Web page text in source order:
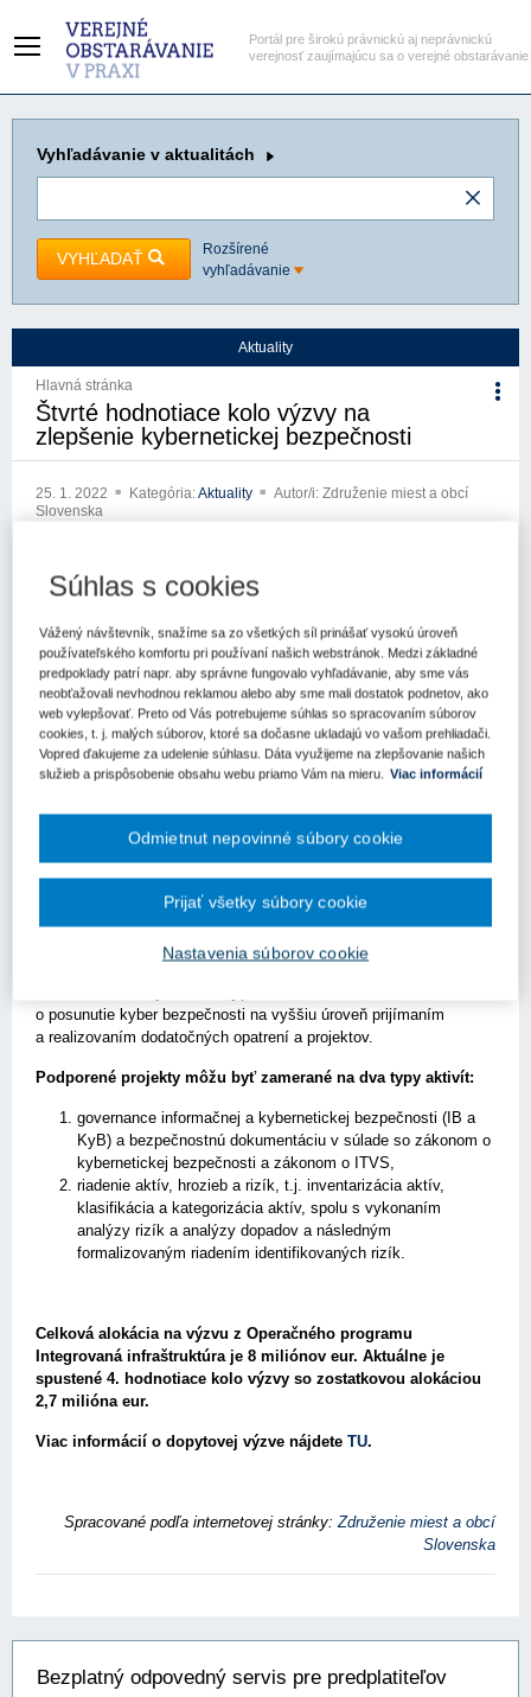
Portál pre širokú právnickú aj neprávnickú
verejnosť zaujímajúcu sa o verejné obstarávanie
Vyhľadávanie v aktualitách
VYHĽADAŤ
Rozšírené
vyhľadávanie
Aktuality
Hlavná stránka
Štvrté hodnotiace kolo výzvy na
zlepšenie kybernetickej bezpečnosti
25. 1. 2022 Kategória:Aktuality
Autor/i: Združenie miest a obcí
Slovenska
Výzva
Register kľúčových slov
Bratislava - 24. januára 2022 - Ministerstvo investícií,
regionálneho rozvoja a informatizácie SR vyhlásilo štvrté
hodnotiace kolo dopytovo-orientovanej výzvy Rozvoj
governance a úrovne informačnej a kybernetickej bezpečnosti
využiť eurofondové zdroje na posilnenie svojej kybernetickej
bezpečnosti. Žiadosť o podporu je možné zaslať do 10. marca
2022.
Výzva je určená organizáciám štátnej správy, subjektom verejnej
správy, vyšším územným celkom a obciam na položenie
kvalitných základov v oblasti kybernetickej bezpečnosti vo svojich
o posunutie kyber bezpečnosti na vyššiu úroveň prijímaním
a realizovaním dodatočných opatrení a projektov.
Podporené projekty môžu byť zamerané na dva typy aktivít:
governance informačnej a kybernetickej bezpečnosti (IB a
KyB) a bezpečnostnú dokumentáciu v súlade so zákonom o
kybernetickej bezpečnosti a zákonom o ITVS,
riadenie aktív, hrozieb a rizík, t.j. inventarizácia aktív,
klasifikácia a kategorizácia aktív, spolu s vykonaním
analýzy rizík a analýzy dopadov a následným
formalizovaným riadením identifikovaných rizík.
Celková alokácia na výzvu z Operačného programu
Integrovaná infraštruktúra je 8 miliónov eur. Aktuálne je
spustené 4. hodnotiace kolo výzvy so zostatkovou alokáciou
2,7 milióna eur.
Viac informácií o dopytovej výzve nájdete TU.
Spracované podľa internetovej stránky: Združenie miest a obcí
Slovenska
Bezplatný odpovedný servis pre predplatiteľov
Súhlas s cookies
Vážený návštevník, snažíme sa zo všetkých síl prinášať vysokú úroveň
používateľského komfortu pri používaní našich webstránok. Medzi základné
predpoklady patrí napr. aby správne fungovalo vyhľadávanie, aby sme vás
neobťažovali nevhodnou reklamou alebo aby sme mali dostatok podnetov, ako
web vylepšovať. Preto od Vás potrebujeme súhlas so spracovaním súborov
cookies, t. j. malých súborov, ktoré sa dočasne ukladajú vo vašom prehliadači.
Vopred ďakujeme za udelenie súhlasu. Dáta využijeme na zlepšovanie našich
služieb a prispôsobenie obsahu webu priamo Vám na mieru. Viac informácií
Nastavenia súborov cookie
Odmietnut nepovinné súbory cookie
Prijať všetky súbory cookie